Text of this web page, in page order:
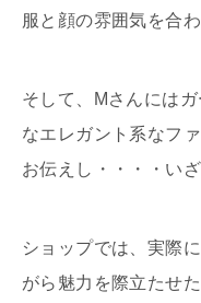
服と顔の雰囲気を合
そして、Mさんには
なエレガント系なフ
お伝えし・・・・い
ショップでは、実際
がら魅力を際立たせ